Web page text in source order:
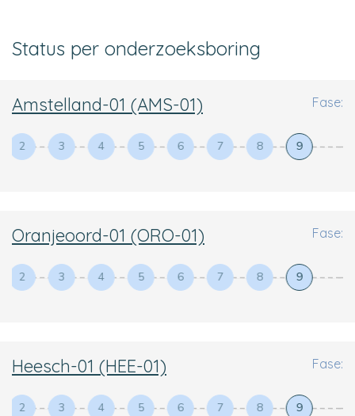
Status per onderzoeksboring
Amstelland-01 (AMS-01) Fase:
2 3 4 5 6 7 8 9
Oranjeoord-01 (ORO-01) Fase:
2 3 4 5 6 7 8 9
Heesch-01 (HEE-01) Fase:
2 3 4 5 6 7 8 9